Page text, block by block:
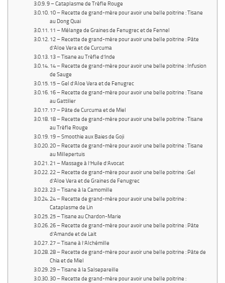
9 – Cataplasme de Trèfle Rouge
10 – Recette de grand-mère pour avoir une belle poitrine : Tisane
au Dong Quai
11 – Mélange de Graines de Fenugrec et de Fennel
12 – Recette de grand-mère pour avoir une belle poitrine : Pâte
d’Aloe Vera et de Curcuma
13 – Tisane au Trèfle d’Inde
14 – Recette de grand-mère pour avoir une belle poitrine : Infusion
de Sauge
15 – Gel d’Aloe Vera et de Fenugrec
16 – Recette de grand-mère pour avoir une belle poitrine : Tisane
au Gattilier
17 – Pâte de Curcuma et de Miel
18 – Recette de grand-mère pour avoir une belle poitrine : Tisane
au Trèfle Rouge
19 – Smoothie aux Baies de Goji
20 – Recette de grand-mère pour avoir une belle poitrine : Tisane
au Millepertuis
21 – Massage à l’Huile d’Avocat
22 – Recette de grand-mère pour avoir une belle poitrine : Gel
d’Aloe Vera et de Graines de Fenugrec
23 – Tisane à la Camomille
24 – Recette de grand-mère pour avoir une belle poitrine :
Cataplasme de Lin
25 – Tisane au Chardon-Marie
26 – Recette de grand-mère pour avoir une belle poitrine : Pâte
d’Amande et de Lait
27 – Tisane à l’Alchémille
28 – Recette de grand-mère pour avoir une belle poitrine : Pâte de
Chia et de Miel
29 – Tisane à la Salsepareille
30 – Recette de grand-mère pour avoir une belle poitrine :